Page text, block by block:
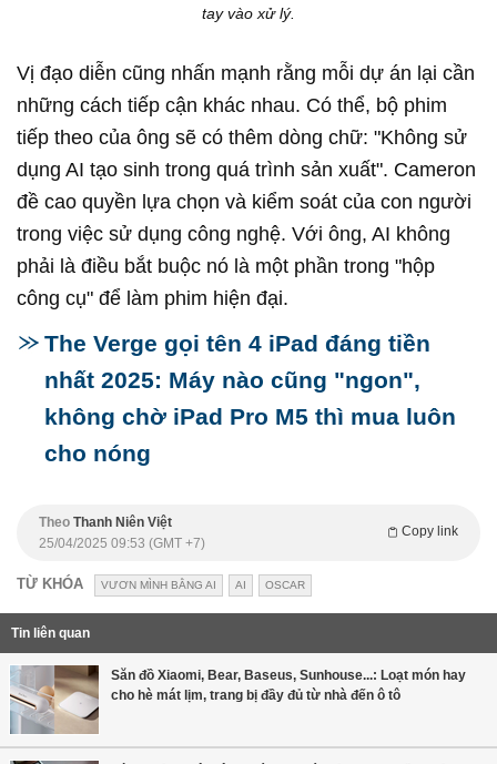
tay vào xử lý.
Vị đạo diễn cũng nhấn mạnh rằng mỗi dự án lại cần
những cách tiếp cận khác nhau. Có thể, bộ phim
tiếp theo của ông sẽ có thêm dòng chữ: "Không sử
dụng AI tạo sinh trong quá trình sản xuất". Cameron
đề cao quyền lựa chọn và kiểm soát của con người
trong việc sử dụng công nghệ. Với ông, AI không
phải là điều bắt buộc nó là một phần trong "hộp
công cụ" để làm phim hiện đại.
The Verge gọi tên 4 iPad đáng tiền
nhất 2025: Máy nào cũng "ngon",
không chờ iPad Pro M5 thì mua luôn
cho nóng
Theo Thanh Niên Việt
Copy link
25/04/2025 09:53 (GMT +7)
TỪ KHÓA VƯƠN MÌNH BẰNG AI AI OSCAR
Tin liên quan
Săn đồ Xiaomi, Bear, Baseus, Sunhouse...: Loạt món hay
cho hè mát lịm, trang bị đầy đủ từ nhà đến ô tô